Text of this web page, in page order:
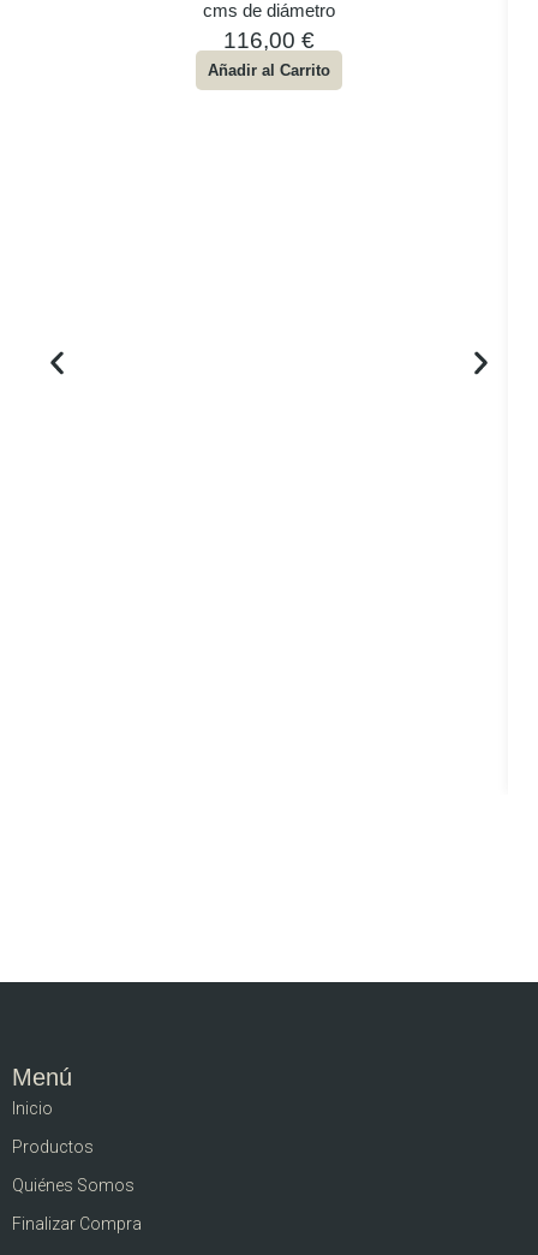
cms de diámetro
116,00 €
Añadir al Carrito
Menú
Inicio
Productos
Quiénes Somos
Finalizar Compra